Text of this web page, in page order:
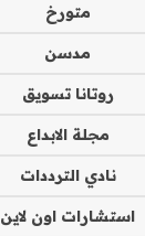
متورخ
مدسن
روتانا تسويق
مجلة الابداع
نادي الترددات
استشارات اون لاين